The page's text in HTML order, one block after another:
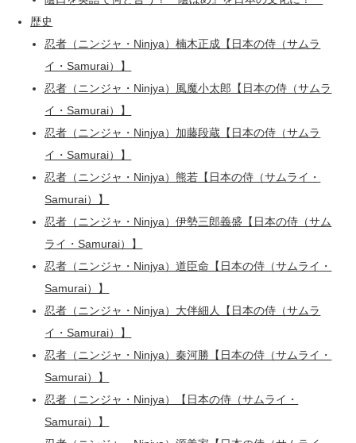
歴史
忍者（ニンジャ・Ninjya）楠木正成【日本の侍（サムラ
イ・Samurai）】
忍者（ニンジャ・Ninjya）風魔小太郎【日本の侍（サムラ
イ・Samurai）】
忍者（ニンジャ・Ninjya）加藤段蔵【日本の侍（サムラ
イ・Samurai）】
忍者（ニンジャ・Ninjya）熊若【日本の侍（サムライ・
Samurai）】
忍者（ニンジャ・Ninjya）伊勢三郎義盛【日本の侍（サム
ライ・Samurai）】
忍者（ニンジャ・Ninjya）道臣命【日本の侍（サムライ・
Samurai）】
忍者（ニンジャ・Ninjya）大伴細人【日本の侍（サムラ
イ・Samurai）】
忍者（ニンジャ・Ninjya）秦河勝【日本の侍（サムライ・
Samurai）】
忍者（ニンジャ・Ninjya）【日本の侍（サムライ・
Samurai）】